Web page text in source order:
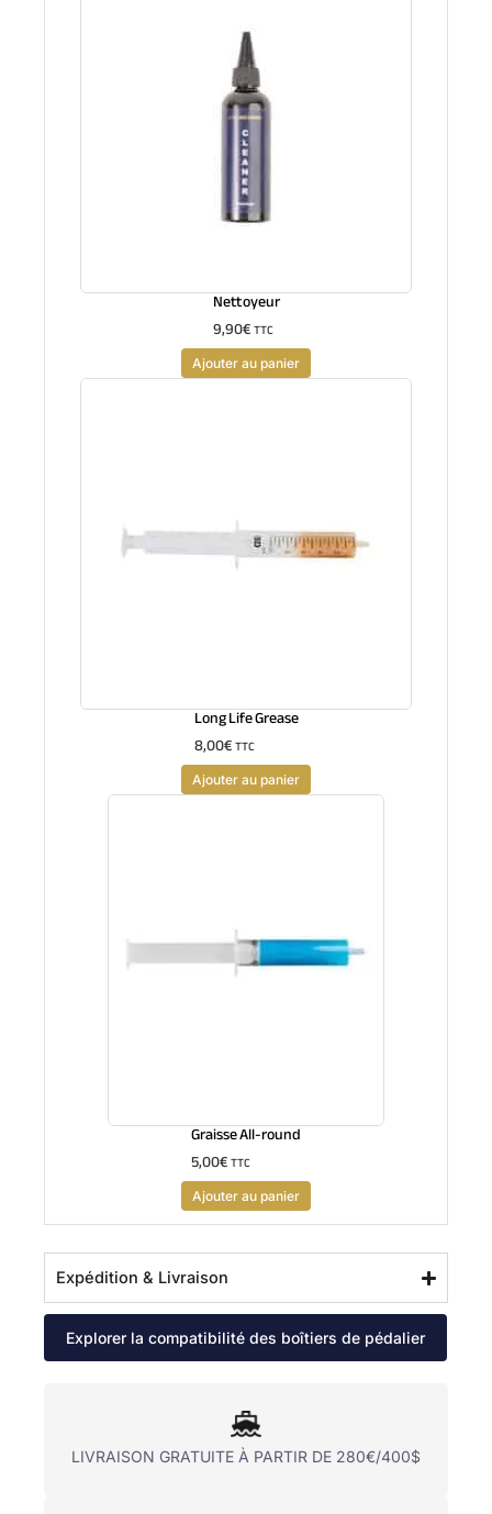
Nettoyeur
9,90€TTC
Ajouter au panier
Long Life Grease
8,00€TTC
Ajouter au panier
Graisse All-round
5,00€TTC
Ajouter au panier
Expédition & Livraison
Explorer la compatibilité des boîtiers de pédalier
LIVRAISON GRATUITE À PARTIR DE 280€/400$